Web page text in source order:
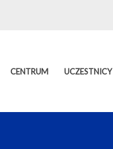
CENTRUM UCZESTNICY